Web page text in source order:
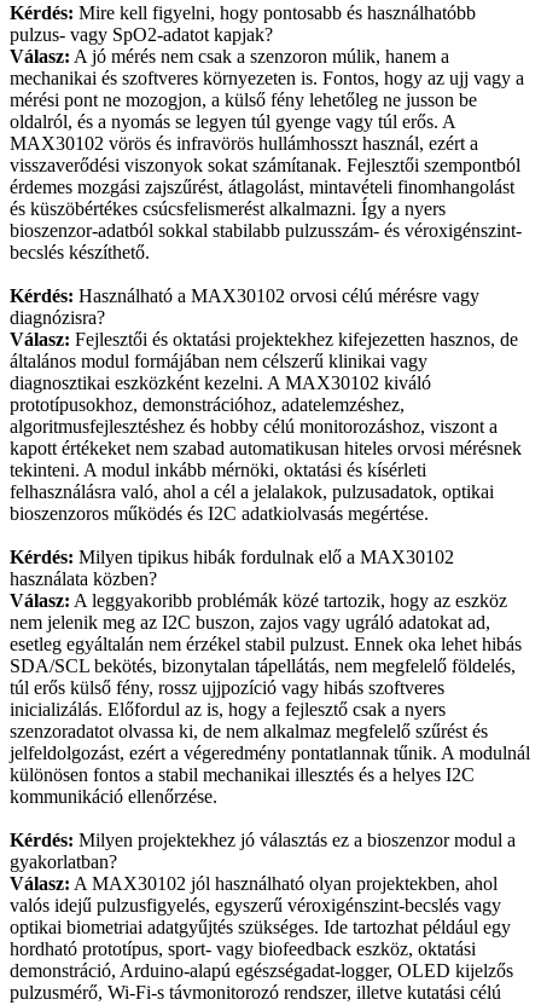
Kérdés: Mire kell figyelni, hogy pontosabb és használhatóbb
pulzus- vagy SpO2-adatot kapjak?
Válasz: A jó mérés nem csak a szenzoron múlik, hanem a
mechanikai és szoftveres környezeten is. Fontos, hogy az ujj vagy a
mérési pont ne mozogjon, a külső fény lehetőleg ne jusson be
oldalról, és a nyomás se legyen túl gyenge vagy túl erős. A
MAX30102 vörös és infravörös hullámhosszt használ, ezért a
visszaverődési viszonyok sokat számítanak. Fejlesztői szempontból
érdemes mozgási zajszűrést, átlagolást, mintavételi finomhangolást
és küszöbértékes csúcsfelismerést alkalmazni. Így a nyers
bioszenzor-adatból sokkal stabilabb pulzusszám- és véroxigénszint-
becslés készíthető.
Kérdés: Használható a MAX30102 orvosi célú mérésre vagy
diagnózisra?
Válasz: Fejlesztői és oktatási projektekhez kifejezetten hasznos, de
általános modul formájában nem célszerű klinikai vagy
diagnosztikai eszközként kezelni. A MAX30102 kiváló
prototípusokhoz, demonstrációhoz, adatelemzéshez,
algoritmusfejlesztéshez és hobby célú monitorozáshoz, viszont a
kapott értékeket nem szabad automatikusan hiteles orvosi mérésnek
tekinteni. A modul inkább mérnöki, oktatási és kísérleti
felhasználásra való, ahol a cél a jelalakok, pulzusadatok, optikai
bioszenzoros működés és I2C adatkiolvasás megértése.
Kérdés: Milyen tipikus hibák fordulnak elő a MAX30102
használata közben?
Válasz: A leggyakoribb problémák közé tartozik, hogy az eszköz
nem jelenik meg az I2C buszon, zajos vagy ugráló adatokat ad,
esetleg egyáltalán nem érzékel stabil pulzust. Ennek oka lehet hibás
SDA/SCL bekötés, bizonytalan tápellátás, nem megfelelő földelés,
túl erős külső fény, rossz ujjpozíció vagy hibás szoftveres
inicializálás. Előfordul az is, hogy a fejlesztő csak a nyers
szenzoradatot olvassa ki, de nem alkalmaz megfelelő szűrést és
jelfeldolgozást, ezért a végeredmény pontatlannak tűnik. A modulnál
különösen fontos a stabil mechanikai illesztés és a helyes I2C
kommunikáció ellenőrzése.
Kérdés: Milyen projektekhez jó választás ez a bioszenzor modul a
gyakorlatban?
Válasz: A MAX30102 jól használható olyan projektekben, ahol
valós idejű pulzusfigyelés, egyszerű véroxigénszint-becslés vagy
optikai biometriai adatgyűjtés szükséges. Ide tartozhat például egy
hordható prototípus, sport- vagy biofeedback eszköz, oktatási
demonstráció, Arduino-alapú egészségadat-logger, OLED kijelzős
pulzusmérő, Wi-Fi-s távmonitorozó rendszer, illetve kutatási célú